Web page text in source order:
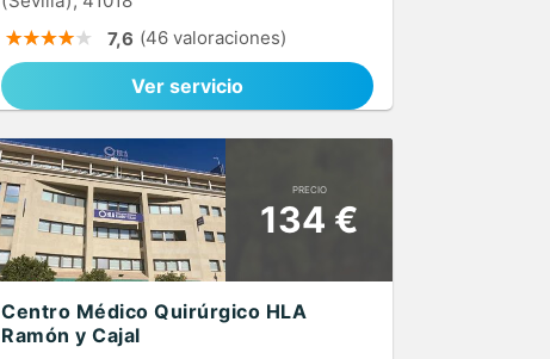
7,6 (46 valoraciones)
Ver servicio
PRECIO
134 €
Centro Médico Quirúrgico HLA
Ramón y Cajal